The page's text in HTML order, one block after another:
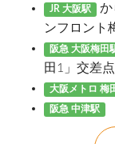
JR 大阪駅
か
ンフロント
阪急 大阪梅田
田1」交差
大阪メトロ 梅
阪急 中津駅